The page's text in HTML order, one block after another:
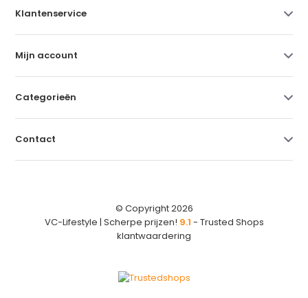
Klantenservice
Mijn account
Categorieën
Contact
© Copyright 2026
VC-Lifestyle | Scherpe prijzen! 9.1 - Trusted Shops
klantwaardering